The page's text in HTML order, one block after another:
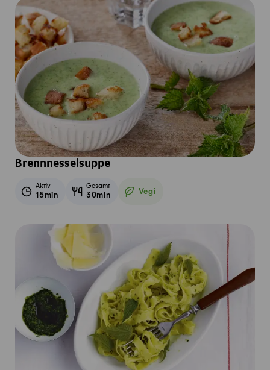
Brennnesselsuppe
Aktiv
15min
Gesamt
30min Vegi
Vegetarisch